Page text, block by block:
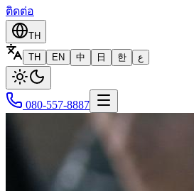
ติดต่อ
TH
TH
EN 中 日 한 ع
080-557-8887